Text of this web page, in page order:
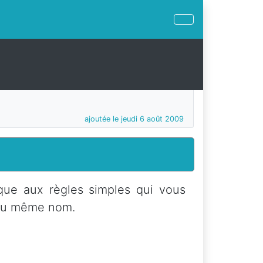
ajoutée le jeudi 6 août 2009
aux règles simples qui vous
même nom.